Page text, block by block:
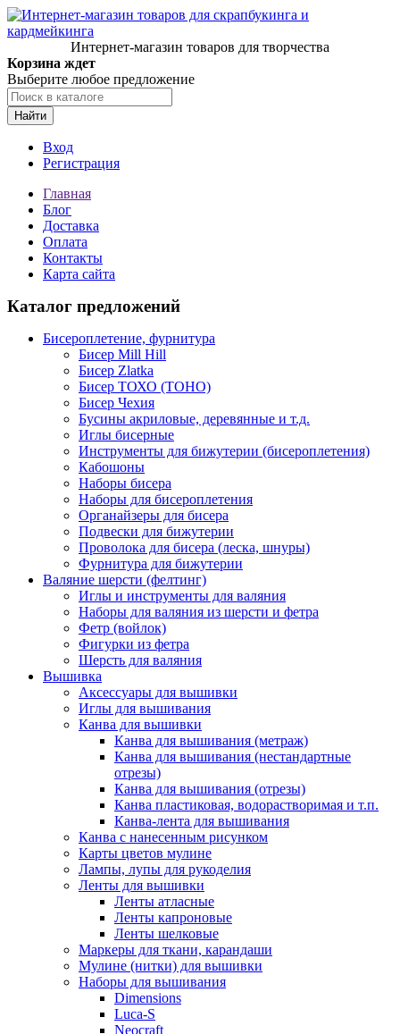
Интернет-магазин товаров для творчества
Корзина ждет
Выберите любое предложение
Найти
Вход
Регистрация
Главная
Блог
Доставка
Оплата
Контакты
Карта сайта
Каталог предложений
Бисероплетение, фурнитура
Бисер Mill Hill
Бисер Zlatka
Бисер ТОХО (TOHO)
Бисер Чехия
Бусины акриловые, деревянные и т.д.
Иглы бисерные
Инструменты для бижутерии (бисероплетения)
Кабошоны
Наборы бисера
Наборы для бисероплетения
Органайзеры для бисера
Подвески для бижутерии
Проволока для бисера (леска, шнуры)
Фурнитура для бижутерии
Валяние шерсти (фелтинг)
Иглы и инструменты для валяния
Наборы для валяния из шерсти и фетра
Фетр (войлок)
Фигурки из фетра
Шерсть для валяния
Вышивка
Аксессуары для вышивки
Иглы для вышивания
Канва для вышивки
Канва для вышивания (метраж)
Канва для вышивания (нестандартные
отрезы)
Канва для вышивания (отрезы)
Канва пластиковая, водорастворимая и т.п.
Канва-лента для вышивания
Канва с нанесенным рисунком
Карты цветов мулине
Лампы, лупы для рукоделия
Ленты для вышивки
Ленты атласные
Ленты капроновые
Ленты шелковые
Маркеры для ткани, карандаши
Мулине (нитки) для вышивки
Наборы для вышивания
Dimensions
Luca-S
Neocraft